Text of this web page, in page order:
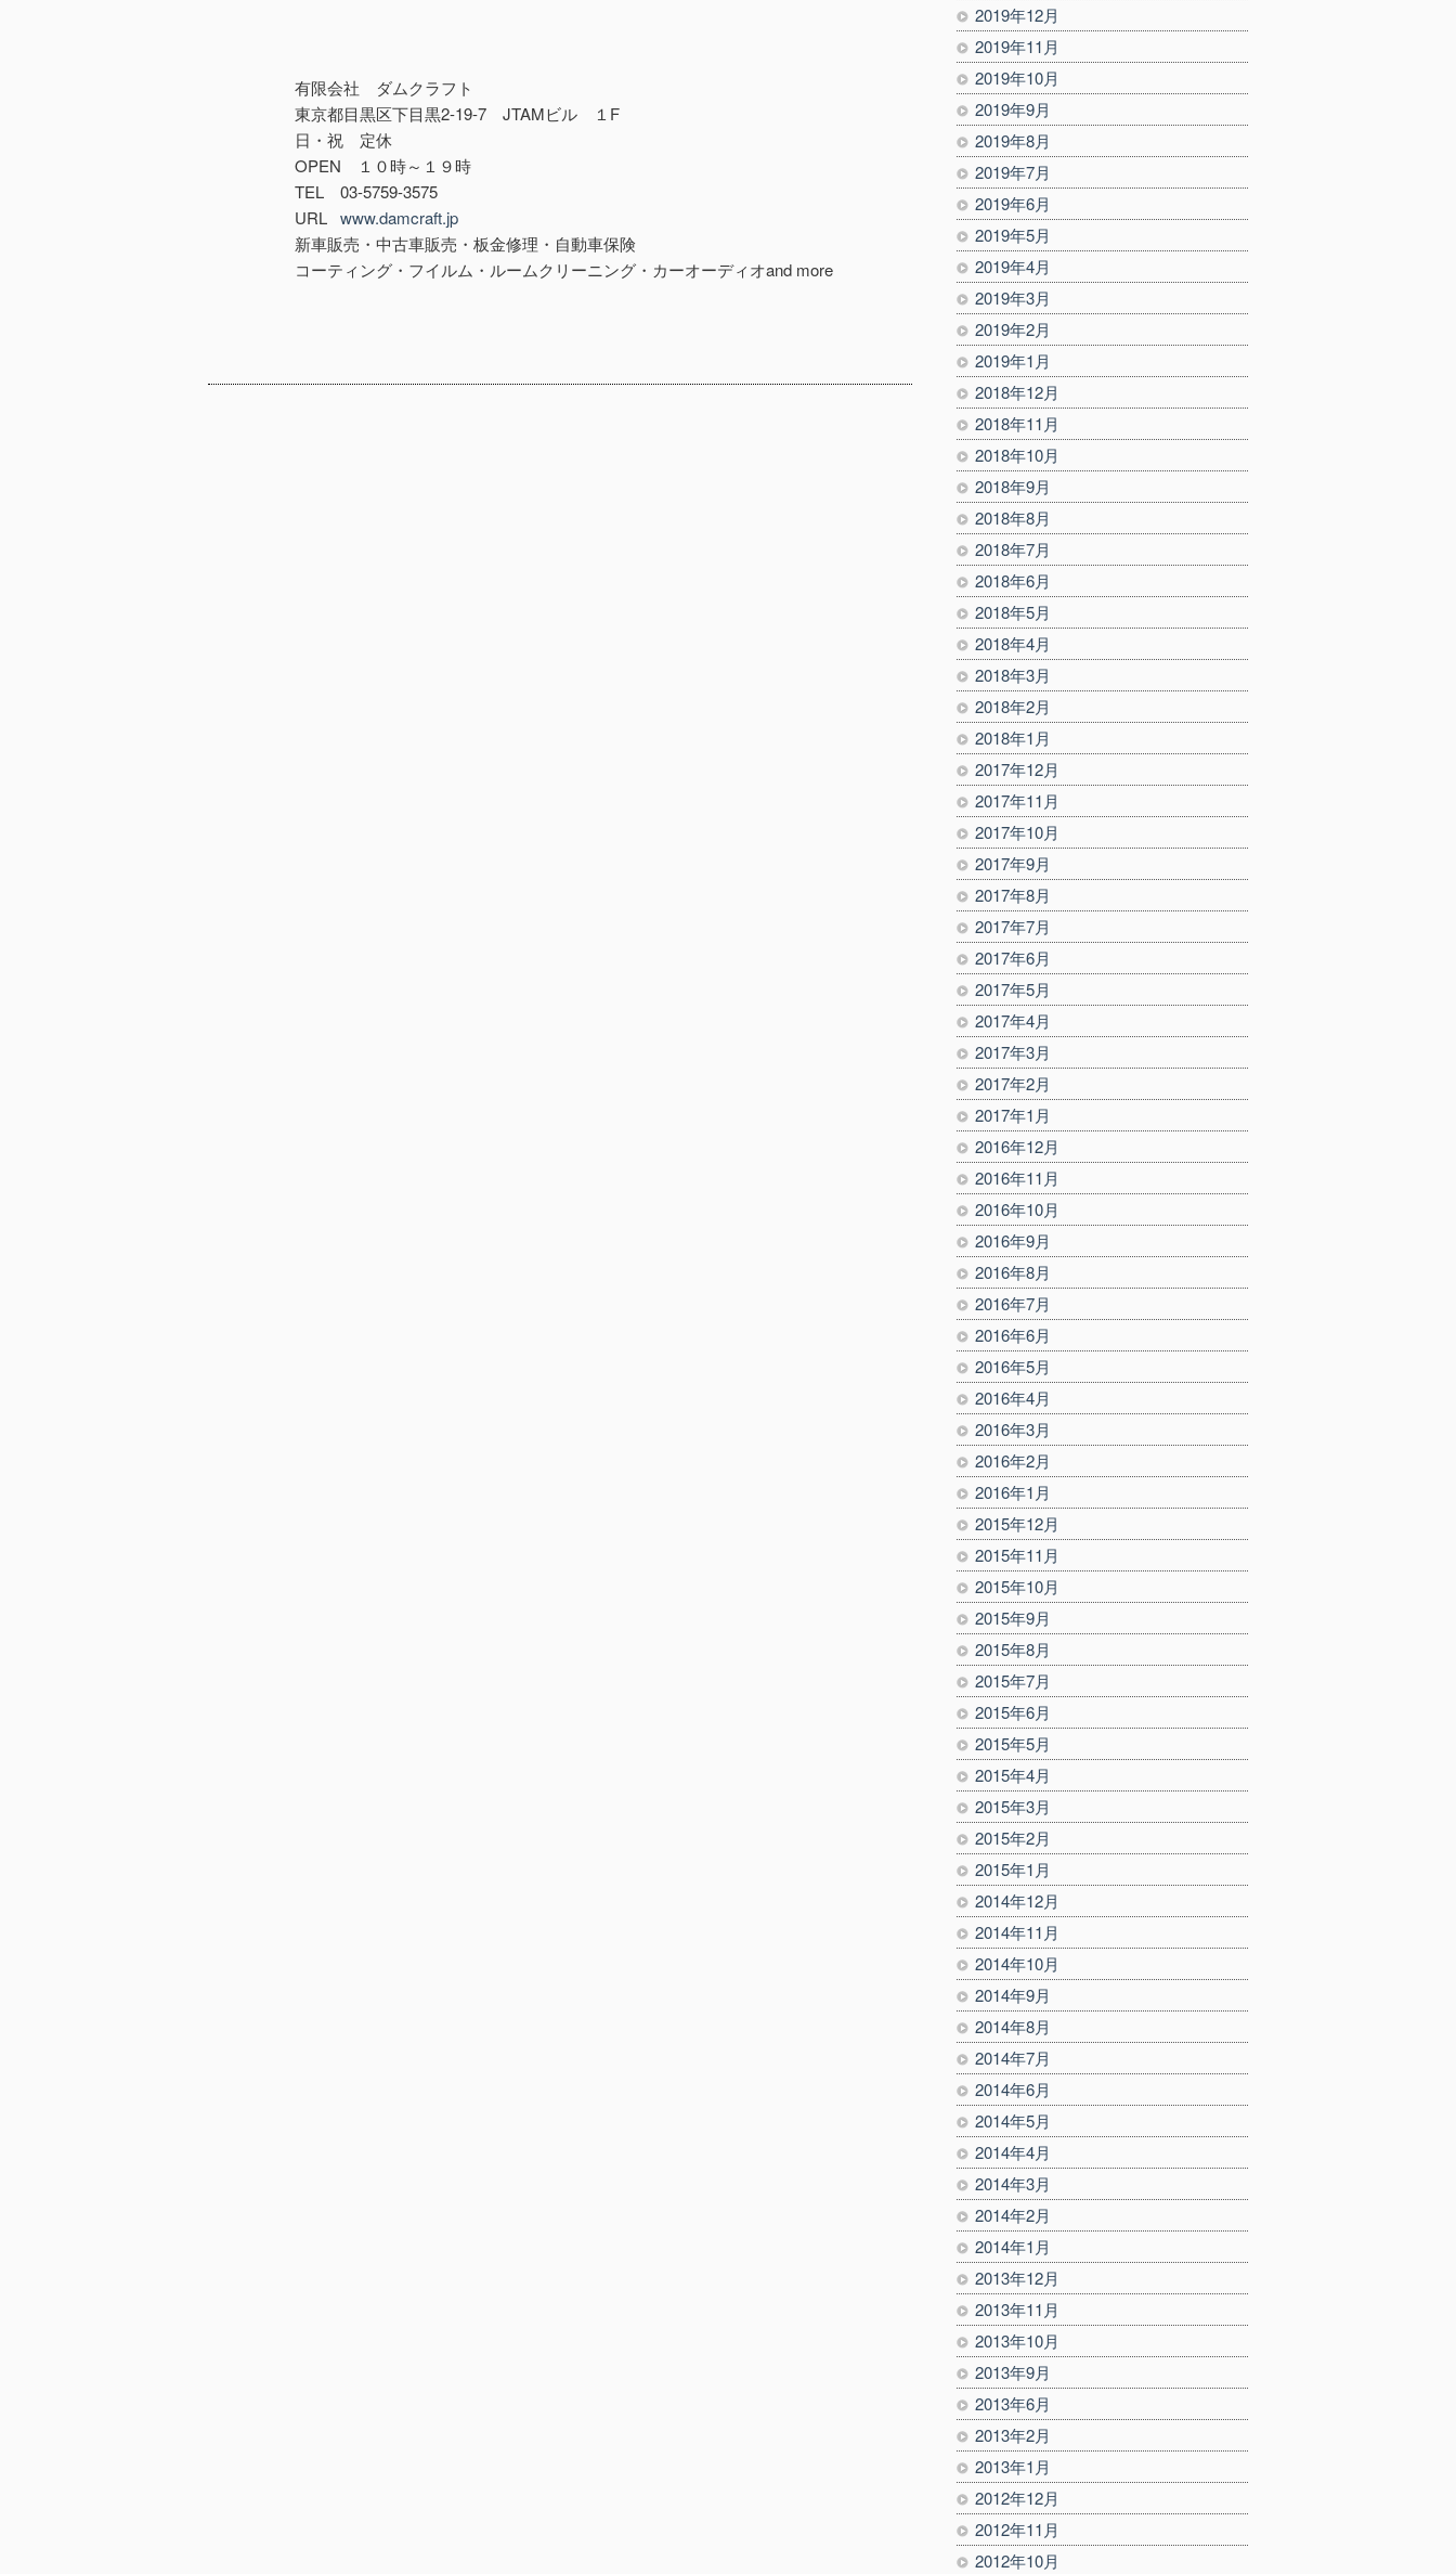
有限会社 ダムクラフト
東京都目黒区下目黒2-19-7 JTAMビル １F
日・祝 定休
OPEN １０時～１９時
TEL 03-5759-3575
URL www.damcraft.jp
新車販売・中古車販売・板金修理・自動車保険
コーティング・フイルム・ルームクリーニング・カーオーディオand more
2019年12月
2019年11月
2019年10月
2019年9月
2019年8月
2019年7月
2019年6月
2019年5月
2019年4月
2019年3月
2019年2月
2019年1月
2018年12月
2018年11月
2018年10月
2018年9月
2018年8月
2018年7月
2018年6月
2018年5月
2018年4月
2018年3月
2018年2月
2018年1月
2017年12月
2017年11月
2017年10月
2017年9月
2017年8月
2017年7月
2017年6月
2017年5月
2017年4月
2017年3月
2017年2月
2017年1月
2016年12月
2016年11月
2016年10月
2016年9月
2016年8月
2016年7月
2016年6月
2016年5月
2016年4月
2016年3月
2016年2月
2016年1月
2015年12月
2015年11月
2015年10月
2015年9月
2015年8月
2015年7月
2015年6月
2015年5月
2015年4月
2015年3月
2015年2月
2015年1月
2014年12月
2014年11月
2014年10月
2014年9月
2014年8月
2014年7月
2014年6月
2014年5月
2014年4月
2014年3月
2014年2月
2014年1月
2013年12月
2013年11月
2013年10月
2013年9月
2013年6月
2013年2月
2013年1月
2012年12月
2012年11月
2012年10月